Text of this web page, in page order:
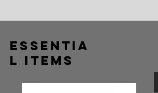
Essentia
l Items